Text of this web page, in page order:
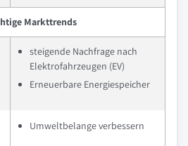
Markttrends
steigende Nachfrage nach
Elektrofahrzeugen (EV)
Erneuerbare Energiespeicher
Umweltbelange verbessern